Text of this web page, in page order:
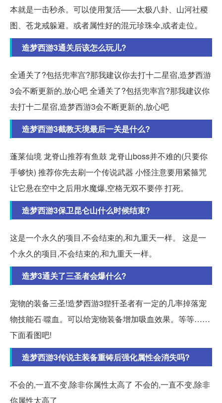
本就是一击秒杀。可以使用复活——太极八卦、山河社稷
图、苍龙戒躲避。或者属性好的混元珍珠伞,或者走位。
造梦西游3通关后该怎么玩儿?
全通关了?包括兜率宫?那我建议你去打十二星宿,造梦西游
3会不断更新的,放心吧 全通关了?包括兜率宫?那我建议你
去打十二星宿,造梦西游3会不断更新的,放心吧
造梦西游3截教天境最后一关是什么?
蓬莱仙境 龙脊山推荐有鱼鼓 龙脊山boss并不难的(只要你
手够快) 推荐你先去刷一个传说武器 小怪注意要用紧箍咒
让它悬在空中之后用水魔爆,空格无双不要停 打死。
造梦西游3保卫昆仑山什么时候结束?
这是一个永久的项目,不会结束的,和九重天一样。 这是一
个永久的项目,不会结束的,和九重天一样。
造梦3通关了三圣者会爆什么?
宠物的装备三圣!造梦西游3狴犴圣者有一定的几率掉落宠
物技能石·噬血。可以给宠物装备增加吸血效果。等等……
下面看图吧!
造梦西游3传说主装备重铸后强化属性会消失吗?
不会的,一直不变,除非你属性太高了 不会的,一直不变,除非
你属性太高了